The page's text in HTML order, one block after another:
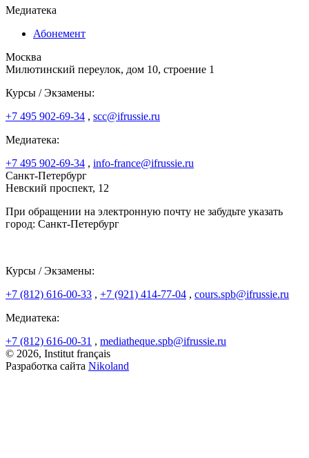
Медиатека
Абонемент
Москва
Милютинский переулок, дом 10, строение 1
Курсы / Экзамены:
+7 495 902-69-34 , scc@ifrussie.ru
Медиатека:
+7 495 902-69-34 , info-france@ifrussie.ru
Санкт-Петербург
Невский проспект, 12
При обращении на электронную почту не забудьте указать
город: Санкт-Петербург
Курсы / Экзамены:
+7 (812) 616-00-33 , +7 (921) 414-77-04 , cours.spb@ifrussie.ru
Медиатека:
+7 (812) 616-00-31 , mediatheque.spb@ifrussie.ru
© 2026, Institut français
Разработка сайта Nikoland